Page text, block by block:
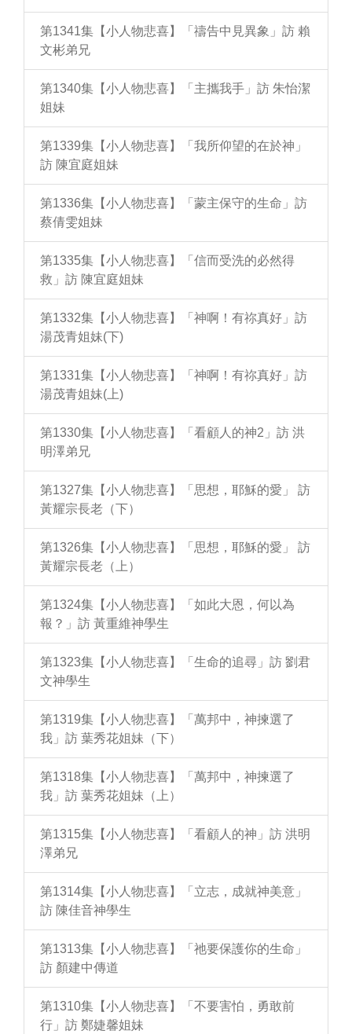
第1341集【小人物悲喜】「禱告中見異象」訪 賴
文彬弟兄
第1340集【小人物悲喜】「主攜我手」訪 朱怡潔
姐妹
第1339集【小人物悲喜】「我所仰望的在於神」
訪 陳宜庭姐妹
第1336集【小人物悲喜】「蒙主保守的生命」訪
蔡倩雯姐妹
第1335集【小人物悲喜】「信而受洗的必然得
救」訪 陳宜庭姐妹
第1332集【小人物悲喜】「神啊！有祢真好」訪
湯茂青姐妹(下)
第1331集【小人物悲喜】「神啊！有祢真好」訪
湯茂青姐妹(上)
第1330集【小人物悲喜】「看顧人的神2」訪 洪
明澤弟兄
第1327集【小人物悲喜】「思想，耶穌的愛」 訪
黃耀宗長老（下）
第1326集【小人物悲喜】「思想，耶穌的愛」 訪
黃耀宗長老（上）
第1324集【小人物悲喜】「如此大恩，何以為
報？」訪 黃重維神學生
第1323集【小人物悲喜】「生命的追尋」訪 劉君
文神學生
第1319集【小人物悲喜】「萬邦中，神揀選了
我」訪 葉秀花姐妹（下）
第1318集【小人物悲喜】「萬邦中，神揀選了
我」訪 葉秀花姐妹（上）
第1315集【小人物悲喜】「看顧人的神」訪 洪明
澤弟兄
第1314集【小人物悲喜】「立志，成就神美意」
訪 陳佳音神學生
第1313集【小人物悲喜】「祂要保護你的生命」
訪 顏建中傳道
第1310集【小人物悲喜】「不要害怕，勇敢前
行」訪 鄭婕馨姐妹